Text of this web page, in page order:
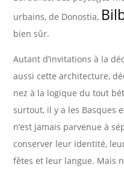
urbains, de Donostia,
bien sûr.
Autant d’invitations à la
aussi cette architecture,
nez à la logique du tout
surtout, il y a les Basques
n’est jamais parvenue à
conserver leur identité,
fêtes et leur langue. Mais